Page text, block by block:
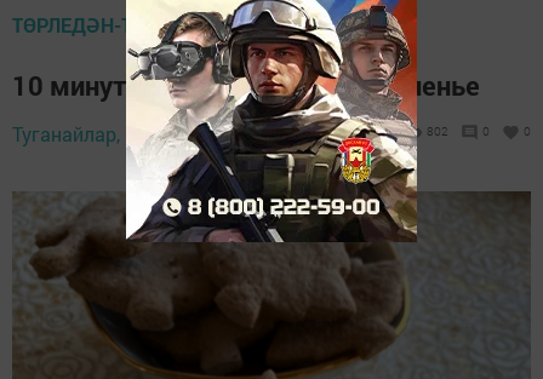
ТӨРЛЕДӘН-ТӨРЛЕ НИ ТӨРЛЕ
10 минутта әзер була торган печенье
Туганайлар, 28 февраль 2024 - 08:00 802 0 0